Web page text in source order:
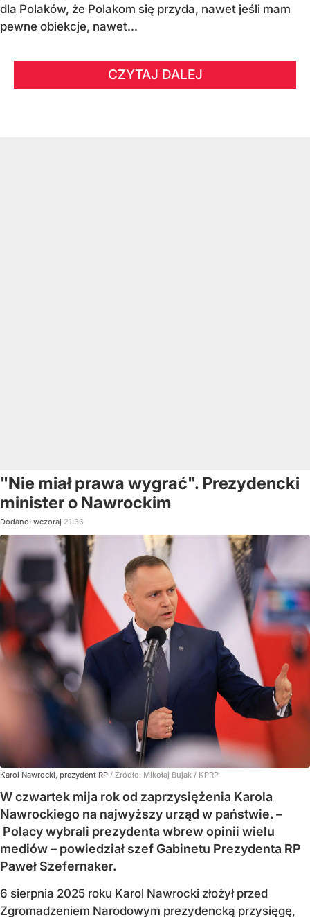
dla Polaków, że Polakom się przyda, nawet jeśli mam
pewne obiekcje, nawet...
CZYTAJ DALEJ
"Nie miał prawa wygrać". Prezydencki
minister o Nawrockim
Dodano: wczoraj 21:36
Karol Nawrocki, prezydent RP / Źródło: Mikołaj Bujak / KPRP
W czwartek mija rok od zaprzysiężenia Karola
Nawrockiego na najwyższy urząd w państwie. –
Polacy wybrali prezydenta wbrew opinii wielu
mediów – powiedział szef Gabinetu Prezydenta RP
Paweł Szefernaker.
6 sierpnia 2025 roku Karol Nawrocki złożył przed
Zgromadzeniem Narodowym prezydencką przysięgę,